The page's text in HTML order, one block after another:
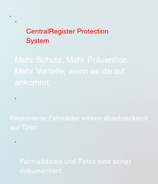
CentralRegister Protection
System
Mehr Schutz. Mehr Prävention.
Mehr Vorteile, wenn es darauf
ankommt.
Registrierte Fahrräder wirken abschreckend
auf Täter.
Fahrraddaten und Fotos sind sicher
dokumentiert.